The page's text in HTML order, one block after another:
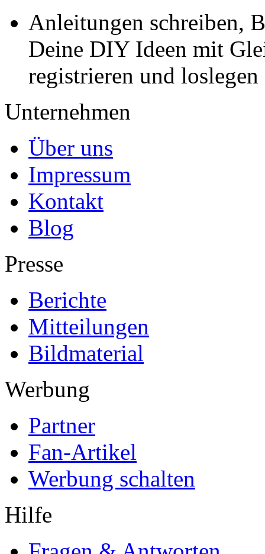
Anleitungen schreiben,
Deine DIY Ideen mit
registrieren und loslegen
Unternehmen
Über uns
Impressum
Kontakt
Blog
Presse
Berichte
Mitteilungen
Bildmaterial
Werbung
Partner
Fan-Artikel
Werbung schalten
Hilfe